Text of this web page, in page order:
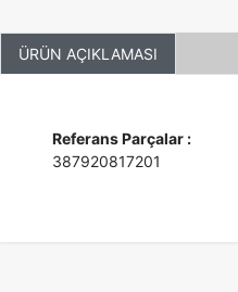
ÜRÜN AÇIKLAMASI
Referans Parçalar :
387920817201